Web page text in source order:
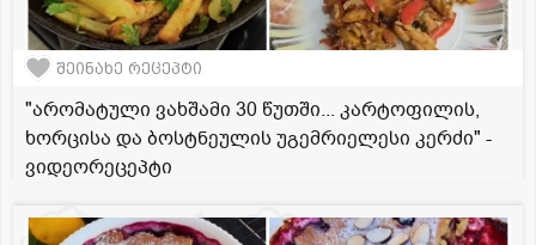
შეინახე რეცეპტი
"არომატული ვახშამი 30 წუთში... კარტოფილის,
ხორცისა და ბოსტნეულის უგემრიელესი კერძი" -
ვიდეორეცეპტი